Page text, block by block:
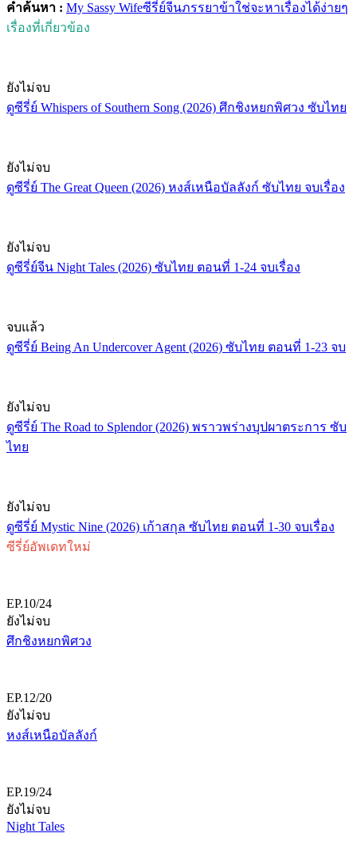
คำค้นหา : My Sassy Wifeซีรี่ย์จีนภรรยาข้าใช่จะหาเรื่องได้ง่ายๆ
เรื่องที่เกี่ยวข้อง
ยังไม่จบ
ดูซีรี่ย์ Whispers of Southern Song (2026) ศึกชิงหยกพิศวง ซับไทย
ยังไม่จบ
ดูซีรี่ย์ The Great Queen (2026) หงส์เหนือบัลลังก์ ซับไทย จบเรื่อง
ยังไม่จบ
ดูซีรี่ย์จีน Night Tales (2026) ซับไทย ตอนที่ 1-24 จบเรื่อง
จบแล้ว
ดูซีรี่ย์ Being An Undercover Agent (2026) ซับไทย ตอนที่ 1-23 จบ
ยังไม่จบ
ดูซีรี่ย์ The Road to Splendor (2026) พราวพร่างบุปผาตระการ ซับ
ไทย
ยังไม่จบ
ดูซีรี่ย์ Mystic Nine (2026) เก้าสกุล ซับไทย ตอนที่ 1-30 จบเรื่อง
ซีรี่ย์อัพเดทใหม่
EP.10/24
ยังไม่จบ
ศึกชิงหยกพิศวง
EP.12/20
ยังไม่จบ
หงส์เหนือบัลลังก์
EP.19/24
ยังไม่จบ
Night Tales